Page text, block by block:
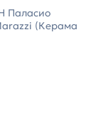
Паласио
(Керама